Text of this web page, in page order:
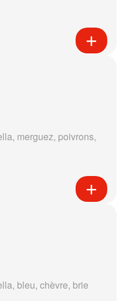
merguez, poivrons,
bleu, chèvre, brie